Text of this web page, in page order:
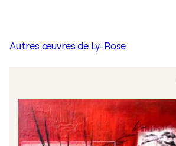
Autres œuvres de Ly-Rose